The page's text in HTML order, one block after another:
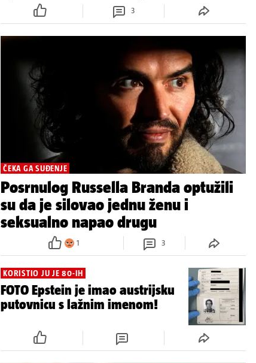
3
ČEKA GA SUĐENJE
Posrnulog Russella Branda optužili
su da je silovao jednu ženu i
seksualno napao drugu
1 3
KORISTIO JU JE 80-IH
FOTO Epstein je imao austrijsku
putovnicu s lažnim imenom!